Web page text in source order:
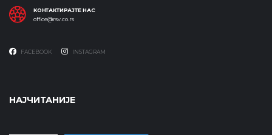
КОНТАКТИРАЈТЕ НАС
office@rsv.co.rs
FACEBOOK INSTAGRAM
НАЈЧИТАНИЈЕ